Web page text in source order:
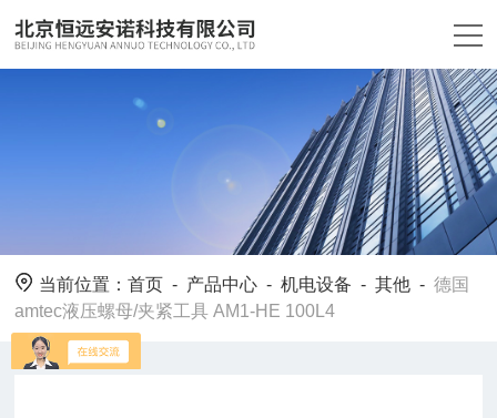
当前位置：首页 - 产品中心 -机电设备 -其他 -德国
amtec液压螺母/夹紧工具 AM1-HE 100L4